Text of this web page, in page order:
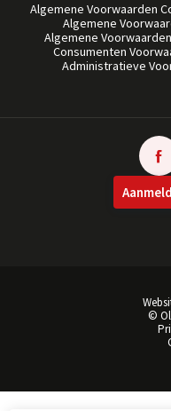
Algemene Voorwaarden
Algemene
Algemene
Consumenten
Administratieve
©